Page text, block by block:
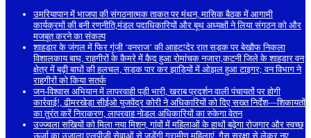
उमरियापान में भाजपा की संगठनात्मक ताकत पर मंथन, मासिक बैठक में आगामी
कार्यक्रमों की बनी रणनीति,मंडल पदाधिकारियों और बूथ अध्यक्षों ने लिया संगठन को और
मजबूत करने का संकल्प
शाहडार के जंगल में फिर गूंजी ‘वनराज’ की आहट!देर रात सड़क पर बेखौफ निकला
विशालकाय बाघ, राहगीरों के कैमरे में कैद हुआ रोमांचक नजारा,कटनी जिले के शाहडार वन
क्षेत्र में बढ़ी बाघों की हलचल, सड़क पार कर झाड़ियों में ओझल हुआ टाइगर; वन विभाग ने
राहगीरों को किया सतर्क
जन-विश्वास अभियान में लापरवाही पड़ी भारी, खराब प्रदर्शन वाली पंचायतों पर होगी
कार्रवाई!, ढीमरखेड़ा सीईओ युजवेंद्र कोरी ने अधिकारियों को दिए सख्त निर्देश—शिकायतों
का तुरंत करें निराकरण, लापरवाह नोडल अधिकारियों का रुकेगा वेतन
उज्ज्वला सखियों को मिला नया मिशन, गांवों में महिलाओं के हाथों बढ़ेगा रोजगार और स्वच्छ
ऊर्जा का उजाला,एलपीजी सेवाओं से जुड़ेंगी ग्रामीण महिलाएं, गैस सुरक्षा से लेकर नए